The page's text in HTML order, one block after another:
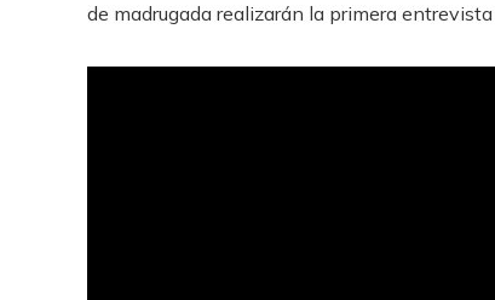
de madrugada realizarán la primera